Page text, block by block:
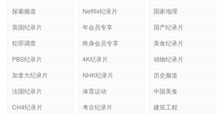
探索频道
Netflix纪录片
国家地理
英国纪录片
年会员专享
国产纪录片
犯罪调查
终身会员专享
美食纪录片
PBS纪录片
4K纪录片
动物纪录片
加拿大纪录片
NHK纪录片
历史频道
法国纪录片
体育运动
中国美食
CH4纪录片
考古纪录片
建筑工程